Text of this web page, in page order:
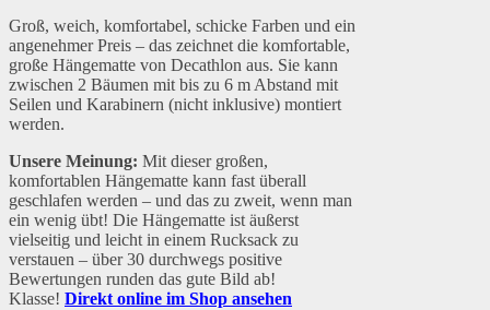
Groß, weich, komfortabel, schicke Farben und ein
angenehmer Preis – das zeichnet die komfortable,
große Hängematte von Decathlon aus. Sie kann
zwischen 2 Bäumen mit bis zu 6 m Abstand mit
Seilen und Karabinern (nicht inklusive) montiert
werden.
Unsere Meinung: Mit dieser großen,
komfortablen Hängematte kann fast überall
geschlafen werden – und das zu zweit, wenn man
ein wenig übt! Die Hängematte ist äußerst
vielseitig und leicht in einem Rucksack zu
verstauen – über 30 durchwegs positive
Bewertungen runden das gute Bild ab!
Klasse! Direkt online im Shop ansehen